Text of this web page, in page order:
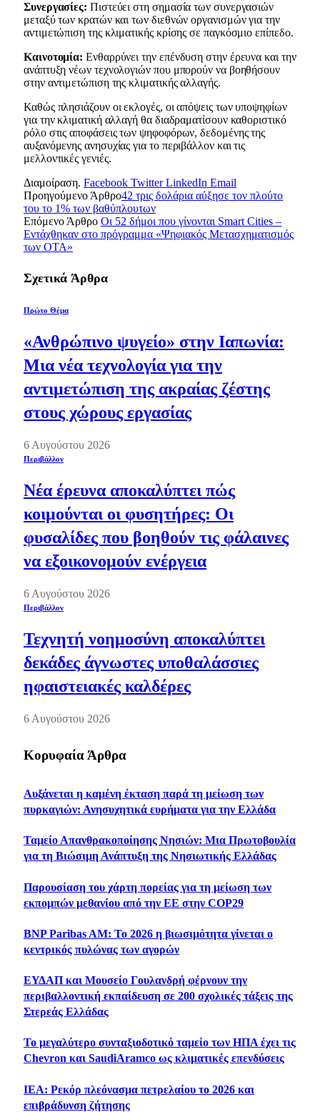
Συνεργασίες: Πιστεύει στη σημασία των συνεργασιών
μεταξύ των κρατών και των διεθνών οργανισμών για την
αντιμετώπιση της κλιματικής κρίσης σε παγκόσμιο επίπεδο.
Καινοτομία: Ενθαρρύνει την επένδυση στην έρευνα και την
ανάπτυξη νέων τεχνολογιών που μπορούν να βοηθήσουν
στην αντιμετώπιση της κλιματικής αλλαγής.
Καθώς πλησιάζουν οι εκλογές, οι απόψεις των υποψηφίων
για την κλιματική αλλαγή θα διαδραματίσουν καθοριστικό
ρόλο στις αποφάσεις των ψηφοφόρων, δεδομένης της
αυξανόμενης ανησυχίας για το περιβάλλον και τις
μελλοντικές γενιές.
Διαμοίραση. Facebook Twitter LinkedIn Email
Προηγούμενο Άρθρο42 τρις δολάρια αύξησε τον πλούτο
του το 1% των βαθύπλουτων
Επόμενο Άρθρο Οι 52 δήμοι που γίνονται Smart Cities –
Εντάχθηκαν στο πρόγραμμα «Ψηφιακός Μετασχηματισμός
των ΟΤΑ»
Σχετικά Άρθρα
Πρώτο Θέμα
«Ανθρώπινο ψυγείο» στην Ιαπωνία:
Μια νέα τεχνολογία για την
αντιμετώπιση της ακραίας ζέστης
στους χώρους εργασίας
6 Αυγούστου 2026
Περιβάλλον
Νέα έρευνα αποκαλύπτει πώς
κοιμούνται οι φυσητήρες: Οι
φυσαλίδες που βοηθούν τις φάλαινες
να εξοικονομούν ενέργεια
6 Αυγούστου 2026
Περιβάλλον
Τεχνητή νοημοσύνη αποκαλύπτει
δεκάδες άγνωστες υποθαλάσσιες
ηφαιστειακές καλδέρες
6 Αυγούστου 2026
Κορυφαία Άρθρα
Αυξάνεται η καμένη έκταση παρά τη μείωση των
πυρκαγιών: Ανησυχητικά ευρήματα για την Ελλάδα
Ταμείο Απανθρακοποίησης Νησιών: Μια Πρωτοβουλία
για τη Βιώσιμη Ανάπτυξη της Νησιωτικής Ελλάδας
Παρουσίαση του χάρτη πορείας για τη μείωση των
εκπομπών μεθανίου από την ΕΕ στην COP29
BNP Paribas AM: Το 2026 η βιωσιμότητα γίνεται ο
κεντρικός πυλώνας των αγορών
ΕΥΔΑΠ και Μουσείο Γουλανδρή φέρνουν την
περιβαλλοντική εκπαίδευση σε 200 σχολικές τάξεις της
Στερεάς Ελλάδας
Το μεγαλύτερο συνταξιοδοτικό ταμείο των ΗΠΑ έχει τις
Chevron και SaudiAramco ως κλιματικές επενδύσεις
IEA: Ρεκόρ πλεόνασμα πετρελαίου το 2026 και
επιβράδυνση ζήτησης